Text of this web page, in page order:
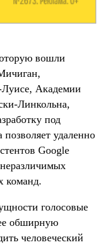
вошли
Академии
Линкольна,
под
позволяет удаленно
Google
команд.
голосовые
обширную
человеческий